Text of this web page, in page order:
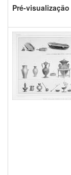
Pré-visualização